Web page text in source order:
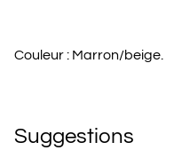
Couleur : Marron/beige.
Suggestions